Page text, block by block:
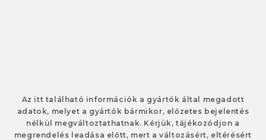
Az itt található információk a gyártók által megadott
adatok, melyet a gyártók bármikor, előzetes bejelentés
nélkül megváltoztathatnak. Kérjük, tájékozódjon a
megrendelés leadása előtt, mert a változásért, eltérésért